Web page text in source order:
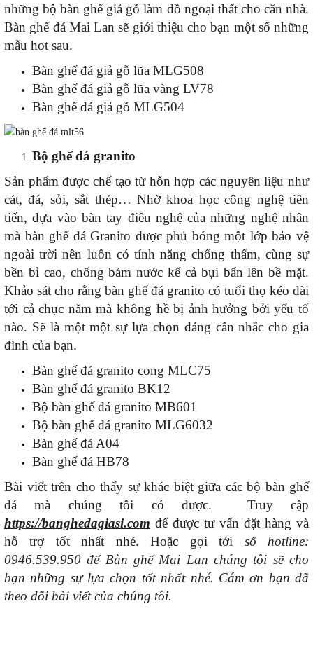
những bộ bàn ghế giả gỗ làm đồ ngoại thất cho căn nhà.
Bàn ghế đá Mai Lan sẽ giới thiệu cho bạn một số những
mẫu hot sau.
Bàn ghế đá giả gỗ lũa MLG508
Bàn ghế đá giả gỗ lũa vàng LV78
Bàn ghế đá giả gỗ MLG504
Bộ ghế đá granito
Sản phẩm được chế tạo từ hỗn hợp các nguyên liệu như
cát, đá, sỏi, sắt thép… Nhờ khoa học công nghệ tiên
tiến, dựa vào bàn tay điêu nghệ của những nghệ nhân
mà bàn ghế đá Granito được phủ bóng một lớp bảo vệ
ngoài trời nên luôn có tính năng chống thấm, cùng sự
bền bỉ cao, chống bám nước kể cả bụi bẩn lên bề mặt.
Khảo sát cho rằng bàn ghế đá granito có tuổi thọ kéo dài
tới cả chục năm mà không hề bị ảnh hưởng bởi yếu tố
nào. Sẽ là một một sự lựa chọn đáng cân nhắc cho gia
đình của bạn.
Bàn ghế đá granito cong MLC75
Bàn ghế đá granito BK12
Bộ bàn ghế đá granito MB601
Bộ bàn ghế đá granito MLG6032
Bàn ghế đá A04
Bàn ghế đá HB78
Bài viết trên cho thấy sự khác biệt giữa các bộ bàn ghế
đá mà chúng tôi có được. Truy cập
https://banghedagiasi.com để được tư vấn đặt hàng và
hỗ trợ tốt nhất nhé. Hoặc gọi tới số hotline:
0946.539.950 để Bàn ghế Mai Lan chúng tôi sẽ cho
bạn những sự lựa chọn tốt nhất nhé. Cám ơn bạn đã
theo dõi bài viết của chúng tôi.